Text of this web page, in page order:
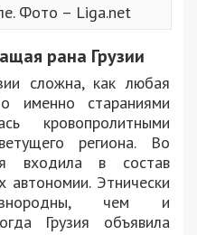
Фото – Liga.net
рана Грузии
сложна, как любая
именно стараниями
кровопролитными
региона. Во
входила в состав
автономии. Этнически
чем и
Грузия объявила